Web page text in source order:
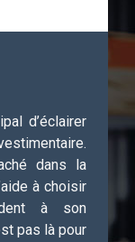
d’éclairer
dans la
à choisir
à son
pas là pour